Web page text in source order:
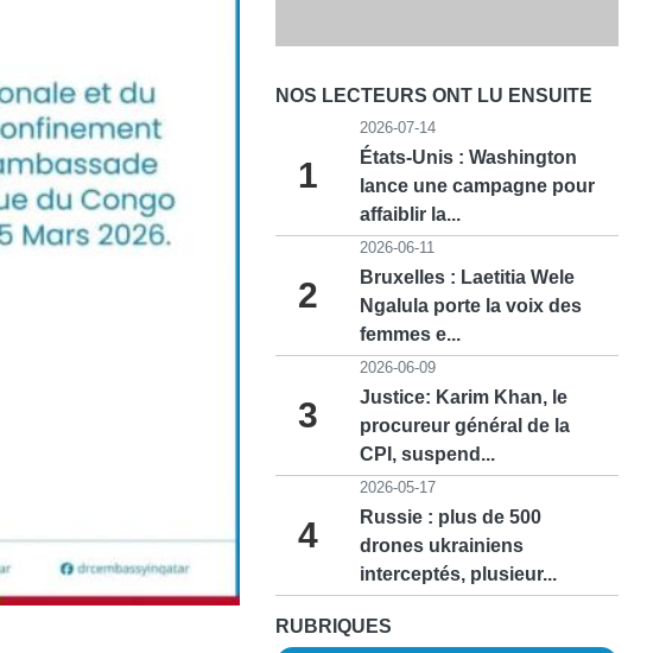
NOS LECTEURS ONT LU ENSUITE
1
2026-07-14
États-Unis : Washington
lance une campagne pour
affaiblir la...
2
2026-06-11
Bruxelles : Laetitia Wele
Ngalula porte la voix des
femmes e...
3
2026-06-09
Justice: Karim Khan, le
procureur général de la
CPI, suspend...
4
2026-05-17
Russie : plus de 500
drones ukrainiens
interceptés, plusieur...
RUBRIQUES